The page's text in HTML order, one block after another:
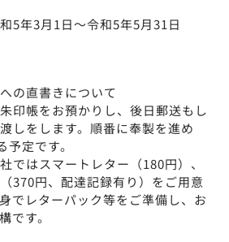
5年3月1日～令和5年5月31日
の直書きについて
印帳をお預かりし、後日郵送もし
しをします。順番に奉製を進め
定です。
ではスマートレター（180円）、
370円、配達記録有り）をご用意
でレターパック等をご準備し、お
です。